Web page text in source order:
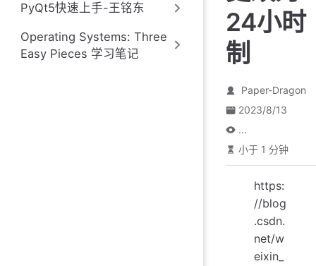
PyQt5快速上手-王铭东
Operating Systems: Three
Easy Pieces 学习笔记
24小时
制
Paper-Dragon
2023/8/13
...
小于 1 分钟
https:
//blog
.csdn.
net/w
eixin_